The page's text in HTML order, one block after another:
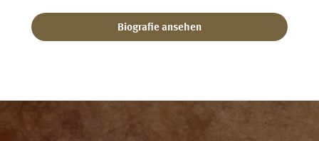
Biografie ansehen